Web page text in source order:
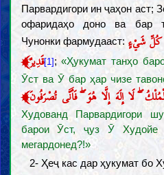
Парвардигори ин ҷаҳон аст;
офаридаҳо доно ва бар
Чунонки фармудааст: كُلِّ شَيْءٍ
قَدِيرٌ﴾ [1] ;«Ҳукумат танҳо
Ӯст ва Ӯ бар ҳар чизе
لَا إِلَهَ إِلَّا هُوَ ۖ فَأَنَّى تُصْرَفُونَ﴾
Худованд Парвардигори
барои Ӯст, ҷуз Ӯ Худойе
мегардонед?!»
2- Ҳеҷ кас дар ҳукумат бо